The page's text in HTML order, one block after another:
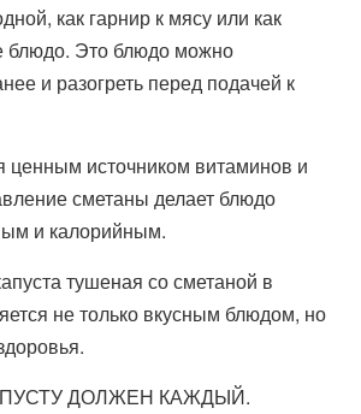
как гарнир к мясу или как
блюдо. Это блюдо можно
и разогреть перед подачей к
ценным источником витаминов и
сметаны делает блюдо
и калорийным.
тушеная со сметаной в
не только вкусным блюдом, но
ДОЛЖЕН КАЖДЫЙ.